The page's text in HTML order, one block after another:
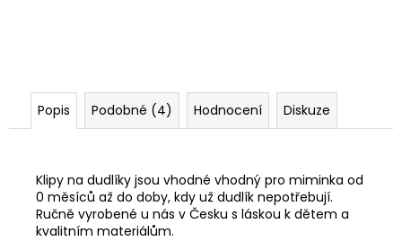
Popis Podobné (4) Hodnocení Diskuze
Klipy na dudlíky jsou vhodné vhodný pro miminka od
0 měsíců až do doby, kdy už dudlík nepotřebují.
Ručně vyrobené u nás v Česku s láskou k dětem a
kvalitním materiálům.